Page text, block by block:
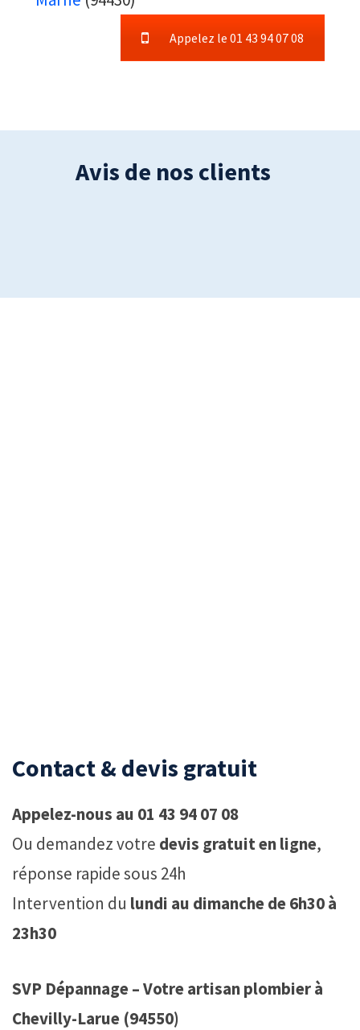
Appelez le 01 43 94 07 08
Avis de nos clients
Contact & devis gratuit
Appelez-nous au 01 43 94 07 08
Ou demandez votre devis gratuit en ligne,
réponse rapide sous 24h
Intervention du lundi au dimanche de 6h30 à
23h30
SVP Dépannage – Votre artisan plombier à
Chevilly-Larue (94550)